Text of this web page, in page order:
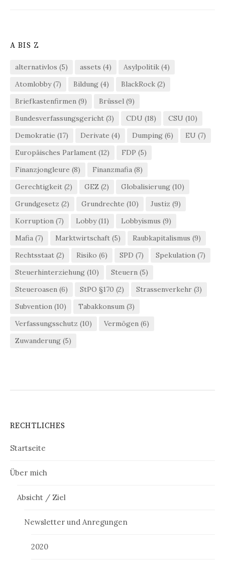
A BIS Z
alternativlos (5) assets (4) Asylpolitik (4)
Atomlobby(7) Bildung (4) BlackRock (2)
Briefkastenfirmen (9) Brüssel (9)
Bundesverfassungsgericht (3) CDU (18) CSU (10)
Demokratie (17) Derivate (4) Dumping (6) EU (7)
Europäisches Parlament (12) FDP (5)
Finanzjongleure (8) Finanzmafia (8)
Gerechtigkeit (2) GEZ (2) Globalisierung (10)
Grundgesetz (2) Grundrechte (10) Justiz (9)
Korruption (7) Lobby(11) Lobbyismus (9)
Mafia (7) Marktwirtschaft (5) Raubkapitalismus (9)
Rechtsstaat (2) Risiko (6) SPD (7) Spekulation (7)
Steuerhinterziehung (10) Steuern (5)
Steueroasen (6) StPO §170 (2) Strassenverkehr (3)
Subvention (10) Tabakkonsum (3)
Verfassungsschutz (10) Vermögen (6)
Zuwanderung (5)
RECHTLICHES
Startseite
Über mich
Absicht / Ziel
Newsletter und Anregungen
2020